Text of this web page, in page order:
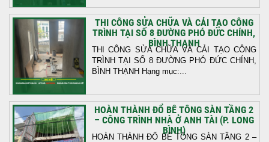
THI CÔNG SỬA CHỮA VÀ CẢI TẠO CÔNG
TRÌNH TẠI SỐ 8 ĐƯỜNG PHÓ ĐỨC CHÍNH,
BÌNH THẠNH
THI CÔNG SỬA CHỮA VÀ CẢI TẠO CÔNG
TRÌNH TẠI SỐ 8 ĐƯỜNG PHÓ ĐỨC CHÍNH,
BÌNH THẠNH Hạng mục:...
HOÀN THÀNH ĐỔ BÊ TÔNG SÀN TẦNG 2
– CÔNG TRÌNH NHÀ Ở ANH TÀI (P. LONG
BÌNH)
HOÀN THÀNH ĐỔ BÊ TÔNG SÀN TẦNG 2 –